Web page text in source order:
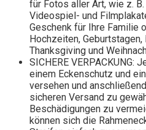
für Fotos aller Art, wie z.
Videospiel- und
Geschenk für Ihre Familie
Hochzeiten,
Thanksgiving und
SICHERE VERPACKUNG:
einem Eckenschutz und
versehen und
sicheren Versand zu
Beschädigungen zu
können sich die